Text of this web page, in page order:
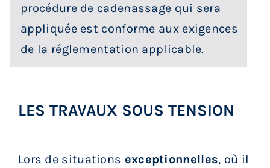
procédure de cadenassage qui sera
appliquée est conforme aux exigences
de la réglementation applicable.
LES TRAVAUX SOUS TENSION
Lors de situations exceptionnelles, où il